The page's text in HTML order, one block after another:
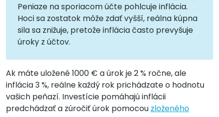
Peniaze na sporiacom účte pohlcuje inflácia.
Hoci sa zostatok môže zdať vyšší, reálna kúpna
sila sa znižuje, pretože inflácia často prevyšuje
úroky z účtov.
Ak máte uložené 1000 € a úrok je 2 % ročne, ale
inflácia 3 %, reálne každý rok prichádzate o hodnotu
vašich peňazí. Investície pomáhajú inflácii
predchádzať a zúročiť úrok pomocou zloženého